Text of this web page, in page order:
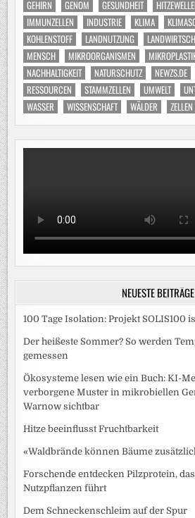
GEHIRN GENOM GESUNDHEIT
IMMUNZELLEN
INDUSTRIE KLIMA
KOHLENSTOFF
LANDNUTZUNG
MENSCH
MIKROORGANISMEN
NACHHALTIGKEIT
NATURSCHUTZ NEWZS.DE
RESSOURCEN
STAMMZELLEN UMWELT
WASSER
WISSENSCHAFT WÄLDER ZELLEN
NEUESTE BEITRÄGE
100 Tage Isolation: Projekt SOLIS100
Der heißeste Sommer? So werden
gemessen
Ökosysteme lesen wie ein Buch: KI-
verborgene Muster in mikrobiellen
Warnow sichtbar
Hitze beeinflusst Fruchtbarkeit
«Waldbrände können Bäume
Forschende entdecken Pilzprotein,
Nutzpflanzen führt
Dem Schneckenschleim auf der Spur